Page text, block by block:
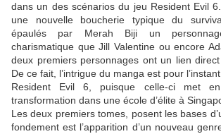
dans un des scénarios du jeu Resident Evil
une nouvelle boucherie typique du
épaulés par Merah Biji un
charismatique que Jill Valentine ou encore
deux premiers personnages ont un lien
De ce fait, l’intrigue du manga est pour
Resident Evil 6, puisque celle-ci met en
transformation dans une école d’élite à
Les deux premiers tomes, posent les bases
fondement est l’apparition d’un nouveau